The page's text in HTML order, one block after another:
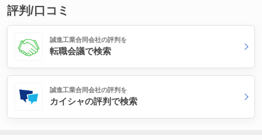
評判/口コミ
誠進工業合同会社の評判を
転職会議で検索
誠進工業合同会社の評判を
カイシャの評判で検索